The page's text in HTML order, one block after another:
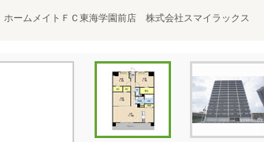
ホームメイトＦＣ東海学園前店 株式会社スマイラックス